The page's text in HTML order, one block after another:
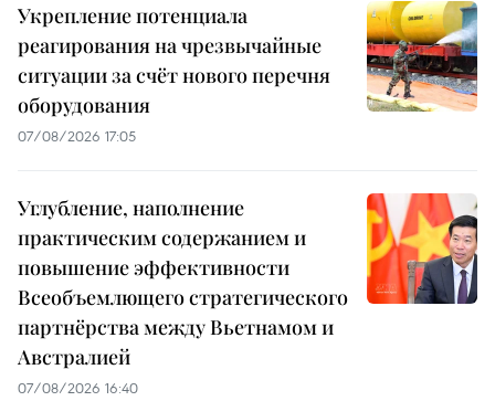
Укрепление потенциала
реагирования на чрезвычайные
ситуации за счёт нового перечня
оборудования
07/08/2026 17:05
Углубление, наполнение
практическим содержанием и
повышение эффективности
Всеобъемлющего стратегического
партнёрства между Вьетнамом и
Австралией
07/08/2026 16:40